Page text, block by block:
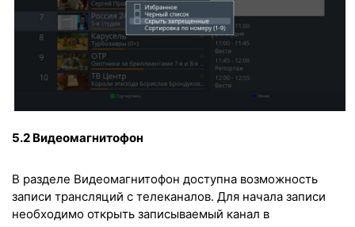
5.2 Видеомагнитофон
В разделе Видеомагнитофон доступна возможность
записи трансляций с телеканалов. Для начала записи
необходимо открыть записываемый канал в